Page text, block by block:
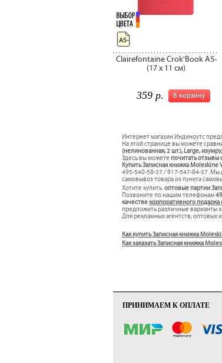
Clairefontaine Crok'Book A5-
(17 x 11 см)
В корзину
359 р.
А5-
Интернет магазин Индиноутс
На этой странице вы можете
(нелинованная, 2 шт.), Large,
Здесь вы можете почитать отзывы
Купить Записная книжка
495-540-58-37 / 917-547-84-37. Мы
самовывоз товара из пункта
Хотите купить оптовые партии
Позвоните по нашим телефонам
качестве корпоративного
предложить различные варианты
Для рекламных агентств, оптовых
Как купить Записная книжка
Как заказать Записная книжка
ПРИНИМАЕМ К ОПЛАТЕ